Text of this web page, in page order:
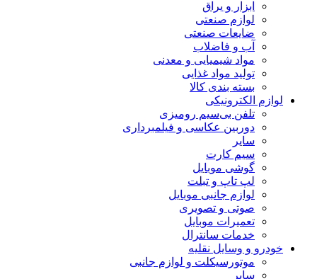
ابزار و یراق
لوازم صنعتی
ضایعات صنعتی
آب و فاضلاب
مواد شیمیایی و معدنی
تولید مواد غذایی
بسته بندی کالا
لوازم الکترونیکی
تلفن بی‌سیم رومیزی
دوربین عکاسی و فیلمبرداری
سایر
سیم کارت
گوشی موبایل
لپ تاپ و تبلت
لوازم جانبی موبایل
صوتی و تصویری
تعمیرات موبایل
خدمات سانترال
خودرو و وسایل نقلیه
موتورسیکلت و لوازم جانبی
سایر